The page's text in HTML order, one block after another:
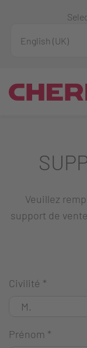
Veuillez
support de
Civilité *
Prénom *